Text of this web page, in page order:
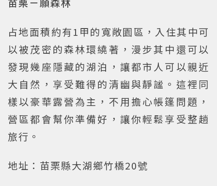
苗栗－願森林
占地面積約有1甲的寬敞園區，入住其中可
以被茂密的森林環繞著，漫步其中還可以
發現幾座隱藏的湖泊，讓都市人可以親近
大自然，享受難得的清幽與靜謐。這裡同
樣以豪華露營為主，不用擔心帳篷問題，
營區都會幫你準備好，讓你輕鬆享受整趟
旅行。
地址：苗栗縣大湖鄉竹橋20號